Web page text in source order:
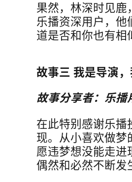
果然，林深时见鹿
乐播资深用户，
道是否和你也有相
故事三 我是导演
故事分享者：乐播
在此特别感谢乐播
现。从小喜欢做梦
愿违梦想没能走进
偶然和必然不断发